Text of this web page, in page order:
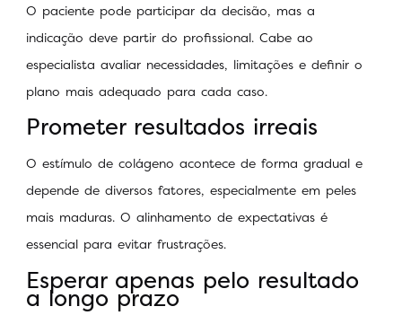
O paciente pode participar da decisão, mas a
indicação deve partir do profissional. Cabe ao
especialista avaliar necessidades, limitações e definir o
plano mais adequado para cada caso.
Prometer resultados irreais
O estímulo de colágeno acontece de forma gradual e
depende de diversos fatores, especialmente em peles
mais maduras. O alinhamento de expectativas é
essencial para evitar frustrações.
Esperar apenas pelo resultado
a longo prazo